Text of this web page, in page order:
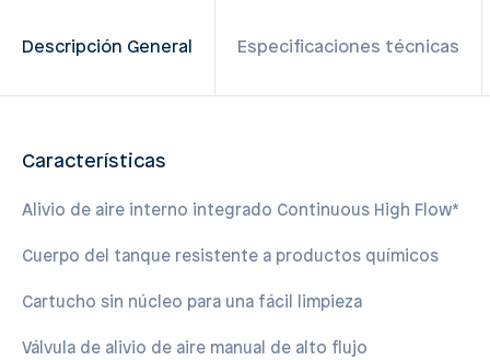
Descripción General Especificaciones técnicas
Características
Alivio de aire interno integrado Continuous High Flow*
Cuerpo del tanque resistente a productos químicos
Cartucho sin núcleo para una fácil limpieza
Válvula de alivio de aire manual de alto flujo